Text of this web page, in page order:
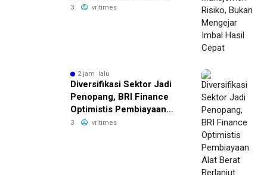
Hasil Cepat
3 vritimes
2 jam lalu
Diversifikasi Sektor Jadi
Penopang, BRI Finance
Optimistis Pembiayaan
Alat Berat Berlanjut hingga
3 vritimes